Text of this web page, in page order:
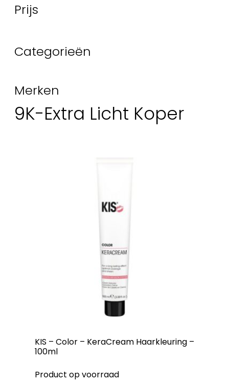
Prijs
Categorieën
Merken
9K-Extra Licht Koper
KIS – Color – KeraCream Haarkleuring –
100ml
Product op voorraad